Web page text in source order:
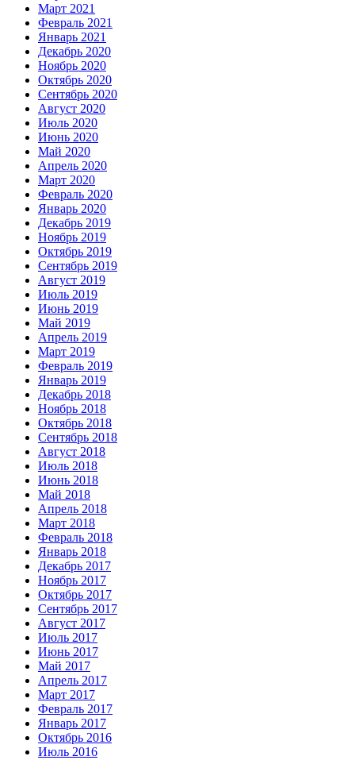
Март 2021
Февраль 2021
Январь 2021
Декабрь 2020
Ноябрь 2020
Октябрь 2020
Сентябрь 2020
Август 2020
Июль 2020
Июнь 2020
Май 2020
Апрель 2020
Март 2020
Февраль 2020
Январь 2020
Декабрь 2019
Ноябрь 2019
Октябрь 2019
Сентябрь 2019
Август 2019
Июль 2019
Июнь 2019
Май 2019
Апрель 2019
Март 2019
Февраль 2019
Январь 2019
Декабрь 2018
Ноябрь 2018
Октябрь 2018
Сентябрь 2018
Август 2018
Июль 2018
Июнь 2018
Май 2018
Апрель 2018
Март 2018
Февраль 2018
Январь 2018
Декабрь 2017
Ноябрь 2017
Октябрь 2017
Сентябрь 2017
Август 2017
Июль 2017
Июнь 2017
Май 2017
Апрель 2017
Март 2017
Февраль 2017
Январь 2017
Октябрь 2016
Июль 2016